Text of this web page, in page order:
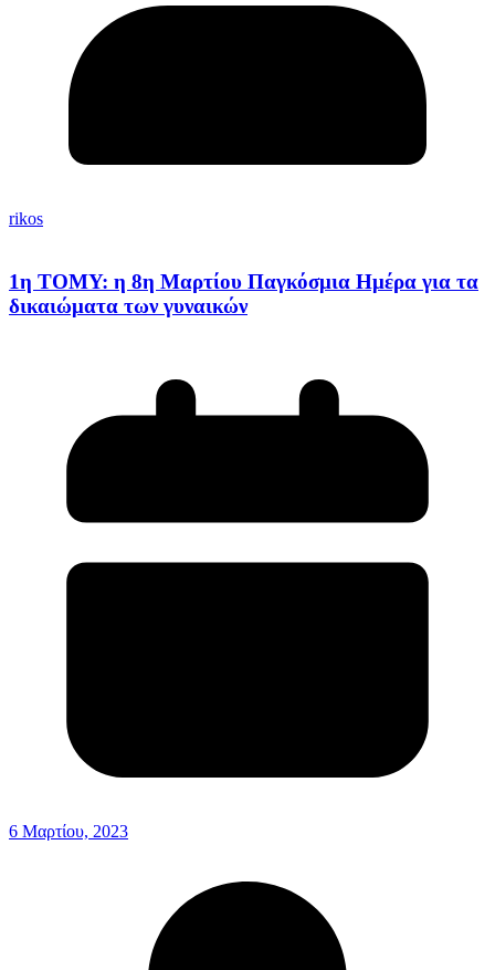
rikos
1η ΤΟΜΥ: η 8η Μαρτίου Παγκόσμια Ημέρα για τα
δικαιώματα των γυναικών
6 Μαρτίου, 2023